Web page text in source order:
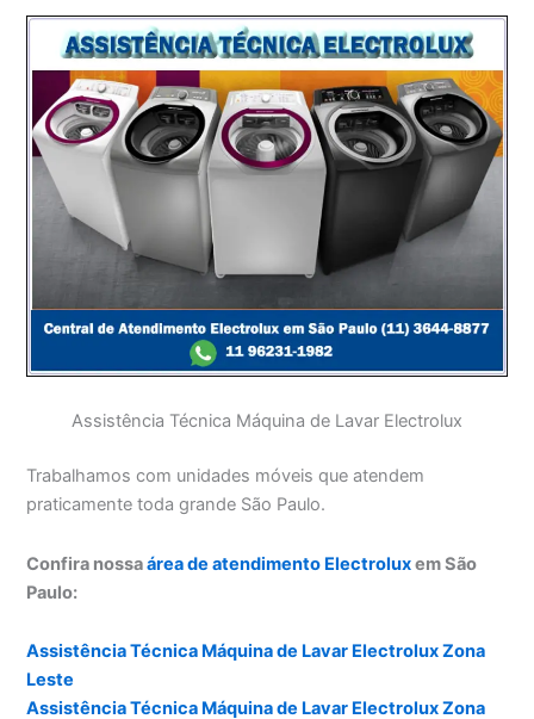
Assistência Técnica Máquina de Lavar Electrolux
Trabalhamos com unidades móveis que atendem
praticamente toda grande São Paulo.
Confira nossaárea de atendimento Electroluxem São
Paulo:
Assistência Técnica Máquina de Lavar Electrolux Zona
Leste
Assistência Técnica Máquina de Lavar Electrolux Zona